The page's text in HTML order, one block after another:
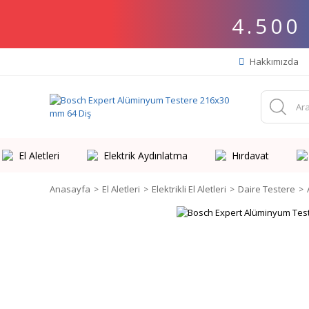
4.500
Hakkımızda
El Aletleri Elektrik Aydınlatma Hırdavat
Anasayfa El Aletleri Elektrikli El Aletleri Daire Testere